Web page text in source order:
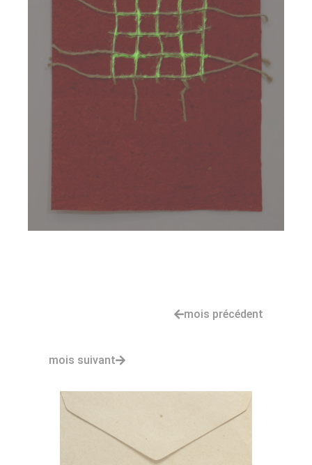
mois précédent
mois suivant